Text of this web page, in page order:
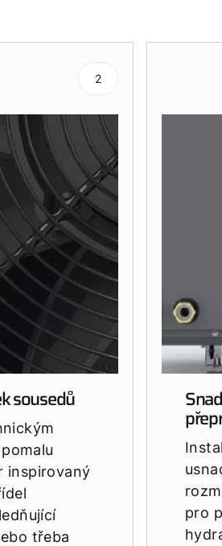
2
sousedů
inspirovaný
třeba
pro